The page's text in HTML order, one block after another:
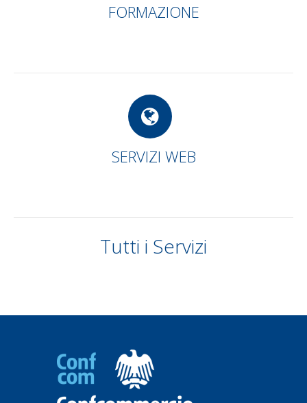
FORMAZIONE
SERVIZI WEB
Tutti i Servizi